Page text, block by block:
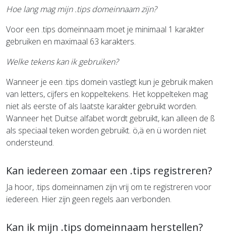
Hoe lang mag mijn .tips domeinnaam zijn?
Voor een .tips domeinnaam moet je minimaal 1 karakter
gebruiken en maximaal 63 karakters.
Welke tekens kan ik gebruiken?
Wanneer je een .tips domein vastlegt kun je gebruik maken
van letters, cijfers en koppeltekens. Het koppelteken mag
niet als eerste of als laatste karakter gebruikt worden.
Wanneer het Duitse alfabet wordt gebruikt, kan alleen de ß
als speciaal teken worden gebruikt. ö,ä en ü worden niet
ondersteund.
Kan iedereen zomaar een .tips registreren?
Ja hoor, .tips domeinnamen zijn vrij om te registreren voor
iedereen. Hier zijn geen regels aan verbonden.
Kan ik mijn .tips domeinnaam herstellen?